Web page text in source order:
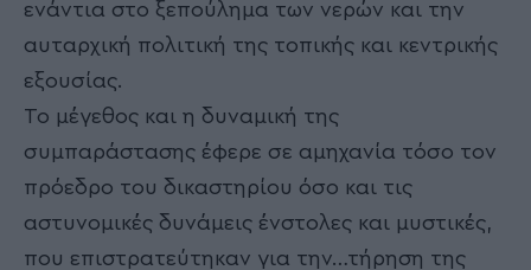
ενάντια στο ξεπούλημα των νερών και την
αυταρχική πολιτική της τοπικής και κεντρικής
εξουσίας.
Το μέγεθος και η δυναμική της
συμπαράστασης έφερε σε αμηχανία τόσο τον
πρόεδρο του δικαστηρίου όσο και τις
αστυνομικές δυνάμεις ένστολες και μυστικές,
που επιστρατεύτηκαν για την…τήρηση της